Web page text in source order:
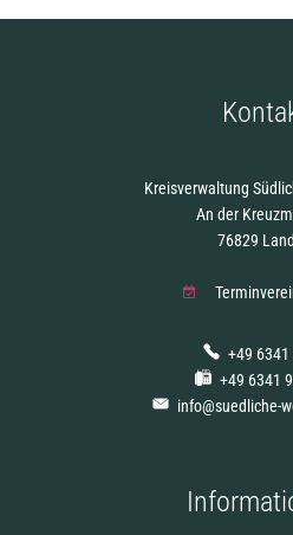
Kreisverwaltung
An der
76829
+49 6341
+49 6341
info@suedliche-